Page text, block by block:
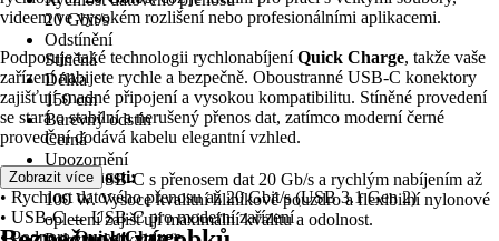
20 Gbit/s
Odstínění
Stíněná
Délka
150 cm
Barevný odstín
Černá
Upozornění
Kabel USB-C s přenosem dat 20 Gb/s a rychlým nabíjením až
100 W. Vysoce kvalitní hliníkové pouzdro a flexibilní nylonové
opletení zajišťují maximální kvalitu a odolnost.
videem ve vysokém rozlišení nebo profesionálními aplikacemi.
Podporuje také technologii rychlonabíjeníQuick Charge, takže vaše
zařízení nabijete rychle a bezpečně. Oboustranné USB-C konektory
zajišťují snadné připojení a vysokou kompatibilitu. Stíněné provedení
se stará o stabilní a nerušený přenos dat, zatímco moderní černé
provedení dodává kabelu elegantní vzhled.
Klíčové vlastnosti:
• Rychlost datového přenosu až 20 Gbit/s (USB 3.1 Gen 2)
• USB-C → USB-C pro moderní zařízení
• PodporaQuick Charge
Zobrazit více